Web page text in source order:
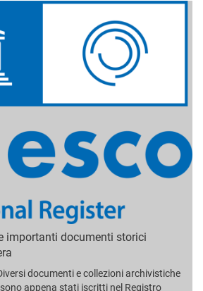
importanti documenti storici
documenti e collezioni archivistiche
appena stati iscritti nel Registro